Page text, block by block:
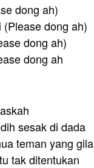
dong ah)
dong ah)
dong ah)
dong ah
sesak di dada
teman yang gila
tak ditentukan